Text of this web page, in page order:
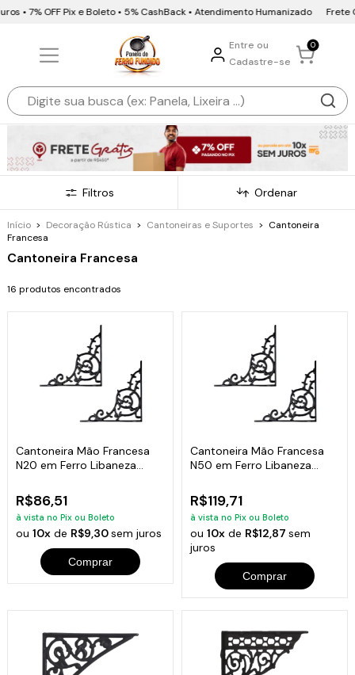
• 7% OFF Pix e Boleto • 5% CashBack • Atendimento Humanizado Frete
Entre ou
Cadastre-se
0
Filtros Ordenar
Início > Decoração Rústica > Cantoneiras e Suportes > Cantoneira
Francesa
Cantoneira Francesa
16 produtos encontrados
Cantoneira Mão Francesa
N20 em Ferro Libaneza
R$86,51
à vista no Pix ou Boleto
ou10x de R$9,30sem juros
Comprar
Cantoneira Mão Francesa
N50 em Ferro Libaneza
R$119,71
à vista no Pix ou Boleto
ou 10xde R$12,87 sem
juros
Comprar